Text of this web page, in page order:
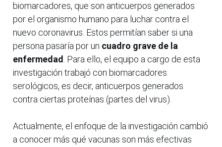
biomarcadores, que son anticuerpos generados
por el organismo humano para luchar contra el
nuevo coronavirus. Estos permitían saber si una
persona pasaría por un cuadro grave de la
enfermedad. Para ello, el equipo a cargo de esta
investigación trabajó con biomarcadores
serológicos, es decir, anticuerpos generados
contra ciertas proteínas (partes del virus).
Actualmente, el enfoque de la investigación cambió
a conocer más qué vacunas son más efectivas